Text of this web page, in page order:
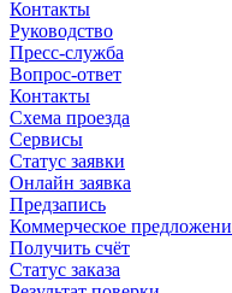
Контакты
Руководство
Пресс-служба
Вопрос-ответ
Контакты
Схема проезда
Сервисы
Статус заявки
Онлайн заявка
Предзапись
Коммерческое
Получить счёт
Статус заказа